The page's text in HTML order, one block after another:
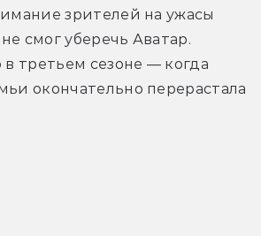
зрителей на ужасы
смог уберечь Аватар.
третьем сезоне — когда
окончательно перерастала